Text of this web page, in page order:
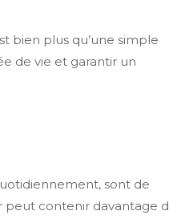
bien plus qu’une simple
de vie et garantir un
sont de
peut contenir davantage